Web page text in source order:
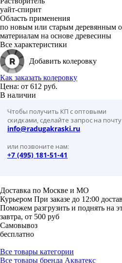
уайт-спирит
Область применения
по новым или старым деревянным
материалам на основе древесины
Все характеристики
Добавить колеровку
Как заказать колеровку
Цена: от 612 руб.
В наличии
Чтобы получить КП с оптовыми
скидками, сделайте запрос на почту
info@radugakraski.ru
или позвоните нам:
+7 (495) 181-51-41
Доставка по Москве и МО
Курьером При заказе до 12:00
Поможем разгрузить и поднять на
завтра, от 500 руб
Самовывоз
бесплатно
Все товары категории
Все товары бренда Акватекс